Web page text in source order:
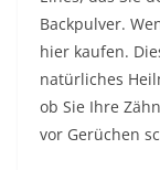
Backpulver.
hier kaufen.
natürliches
ob Sie Ihre
vor Gerüchen